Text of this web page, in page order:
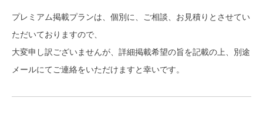
プレミアム掲載プランは、個別に、ご相談、お見積りとさせてい
ただいておりますので、
大変申し訳ございませんが、詳細掲載希望の旨を記載の上、別途
メールにてご連絡をいただけますと幸いです。